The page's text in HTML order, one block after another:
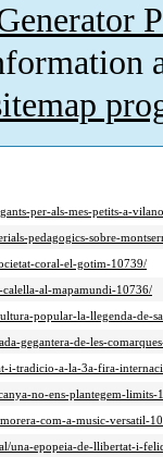
per-als-mes-petits-a-
pedagogics-sobre-
coral-el-gotim-10739/
al-mapamundi-10736/
popular-la-llegenda-de-
gegantera-de-les-
i-tradicio-a-la-3a-fira-
no-ens-plantegem-limits-
com-a-music-versatil-
una-epopeia-de-llibertat-i-